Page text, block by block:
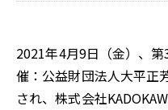
2021年4月9日（金）、
催：公益財団法人大平正
され、株式会社